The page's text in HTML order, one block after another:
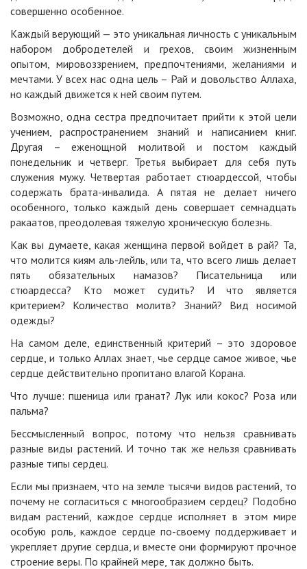
совершенно особенное.
Каждый верующий — это уникальная личность с уникальным
набором добродетелей и грехов, своим жизненным
опытом, мировоззрением, предпочтениями, желаниями и
мечтами. У всех нас одна цель – Рай и довольство Аллаха,
но каждый движется к ней своим путем.
Возможно, одна сестра предпочитает прийти к этой цели
учением, распространением знаний и написанием книг.
Другая – еженощной молитвой и постом каждый
понедельник и четверг. Третья выбирает для себя путь
служения мужу. Четвертая работает стюардессой, чтобы
содержать брата-инвалида. А пятая не делает ничего
особенного, только каждый день совершает семнадцать
ракаатов, преодолевая тяжелую хроническую болезнь.
Как вы думаете, какая женщина первой войдет в рай? Та,
что молится киям аль-лейль, или та, что всего лишь делает
пять обязательных намазов? Писательница или
стюардесса? Кто может судить? И что является
критерием? Количество молитв? Знаний? Вид носимой
одежды?
На самом деле, единственный критерий – это здоровое
сердце, и только Аллах знает, чье сердце самое живое, чье
сердце действительно пропитано влагой Корана.
Что лучше: пшеница или гранат? Лук или кокос? Роза или
пальма?
Бессмысленный вопрос, потому что нельзя сравнивать
разные виды растений. И точно так же нельзя сравнивать
разные типы сердец.
Если мы признаем, что на земле тысячи видов растений, то
почему не согласиться с многообразием сердец? Подобно
видам растений, каждое сердце исполняет в этом мире
особую роль, каждое сердце по-своему поддерживает и
укрепляет другие сердца, и вместе они формируют прочное
строение веры. По крайней мере, так должно быть.